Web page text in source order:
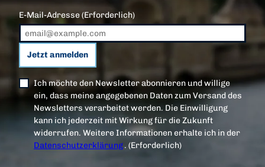
E-Mail-Adresse(Erforderlich)
Jetzt anmelden
Ich möchte den Newsletter abonnieren und willige
ein, dass meine angegebenen Daten zum Versand des
Newsletters verarbeitet werden. Die Einwilligung
kann ich jederzeit mit Wirkung für die Zukunft
widerrufen. Weitere Informationen erhalte ich in der
Datenschutzerklärung.(Erforderlich)